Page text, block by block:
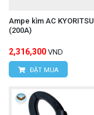
Ampe kìm AC
(200A)
2,316,300 VND
ĐẶT MUA